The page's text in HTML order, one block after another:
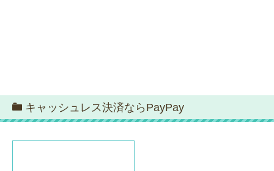
キャッシュレス決済ならPayPay